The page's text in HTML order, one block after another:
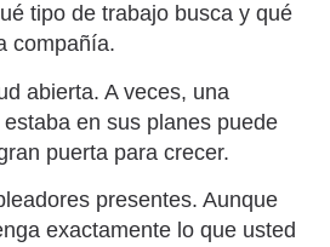
tipo de trabajo busca y qué
compañía.
abierta. A veces, una
en sus planes puede
puerta para crecer.
presentes. Aunque
exactamente lo que usted